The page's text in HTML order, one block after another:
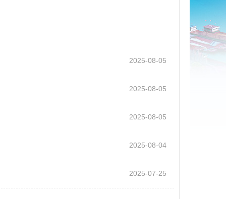
2025-08-05
2025-08-05
2025-08-05
2025-08-04
2025-07-25